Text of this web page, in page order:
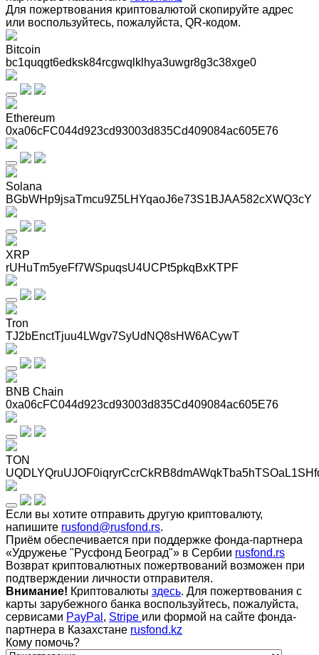
Для пожертвования криптовалютой скопируйте адрес
или воспользуйтесь, пожалуйста, QR-кодом.
Bitcoin
bc1quqgt6edksk84rcgwqlklhya3uwgr8g3c38xge0
Ethereum
0xa06cFC044d923cd93003d835Cd409084ac605E76
Solana
BGbWHp9jsaTmcu9Z5LHYqaoJ6e73S1BJAA582cXWQ3cY
XRP
rUHuTm5yeFf7WSpuqsU4UCPt5pkqBxKTPF
Tron
TJ2bEnctTjuu4LWgv7SyUdNQ8sHW6ACywT
BNB Chain
0xa06cFC044d923cd93003d835Cd409084ac605E76
TON
Если вы хотите отправить другую криптовалюту,
напишите rusfond@rusfond.rs.
Приём обеспечивается при поддержке фонда-партнера
«Удружење "Русфонд Београд"» в Сербии rusfond.rs
Возврат криптовалютных пожертвований возможен при
подтверждении личности отправителя.
Внимание! Криптовалюты здесь. Для пожертвования с
карты зарубежного банка воспользуйтесь, пожалуйста,
сервисами PayPal , Stripe или формой на сайте фонда-
партнера в Казахстане rusfond.kz
Кому помочь?